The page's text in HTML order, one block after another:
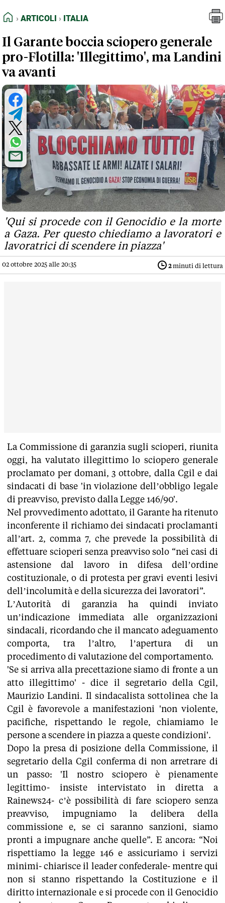
FEED RSS
NORMATIVE DEONTOLOGICHE
TERMINI e CONDIZIONI
HOME
ARTICOLI ITALIA
Il Garante boccia sciopero generale
pro-Flotilla: 'Illegittimo', ma Landini
va avanti
'Qui si procede con il Genocidio e la morte
a Gaza. Per questo chiediamo a lavoratori e
lavoratrici di scendere in piazza'
02 ottobre 2025 alle 20:35 2minuti di lettura
La Commissione di garanzia sugli scioperi, riunita
oggi, ha valutato illegittimo lo sciopero generale
proclamato per domani, 3 ottobre, dalla Cgil e dai
sindacati di base 'in violazione dell’obbligo legale
di preavviso, previsto dalla Legge 146/90'.
Nel provvedimento adottato, il Garante ha ritenuto
inconferente il richiamo dei sindacati proclamanti
all’art. 2, comma 7, che prevede la possibilità di
effettuare scioperi senza preavviso solo “nei casi di
astensione dal lavoro in difesa dell’ordine
costituzionale, o di protesta per gravi eventi lesivi
dell’incolumità e della sicurezza dei lavoratori”.
L’Autorità di garanzia ha quindi inviato
un’indicazione immediata alle organizzazioni
sindacali, ricordando che il mancato adeguamento
comporta, tra l’altro, l’apertura di un
procedimento di valutazione del comportamento.
'Se si arriva alla precettazione siamo di fronte a un
atto illegittimo' - dice il segretario della Cgil,
Maurizio Landini. Il sindacalista sottolinea che la
Cgil è favorevole a manifestazioni 'non violente,
pacifiche, rispettando le regole, chiamiamo le
persone a scendere in piazza a queste condizioni'.
Dopo la presa di posizione della Commissione, il
segretario della Cgil conferma di non arretrare di
un passo: 'Il nostro sciopero è pienamente
legittimo- insiste intervistato in diretta a
Rainews24- c’è possibilità di fare sciopero senza
preavviso, impugniamo la delibera della
commissione e, se ci saranno sanzioni, siamo
pronti a impugnare anche quelle”. E ancora: “Noi
rispettiamo la legge 146 e assicuriamo i servizi
minimi- chiarisce il leader confederale- mentre qui
non si stanno rispettando la Costituzione e il
diritto internazionale e si procede con il Genocidio